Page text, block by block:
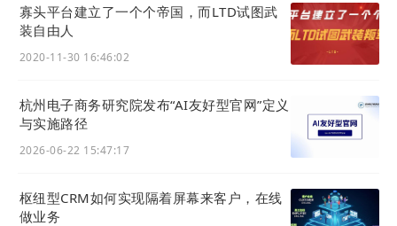
配合首页新增的各类板块，本次升级我们为首页设置
页面里增加了对应板块的配置项目
寡头平台建立了一个个帝国，而LTD试图武
装自由人
2020-11-30 16:46:02
杭州电子商务研究院发布“AI友好型官网”定义
与实施路径
2026-06-22 15:47:17
枢纽型CRM如何实现隔着屏幕来客户，在线
做业务